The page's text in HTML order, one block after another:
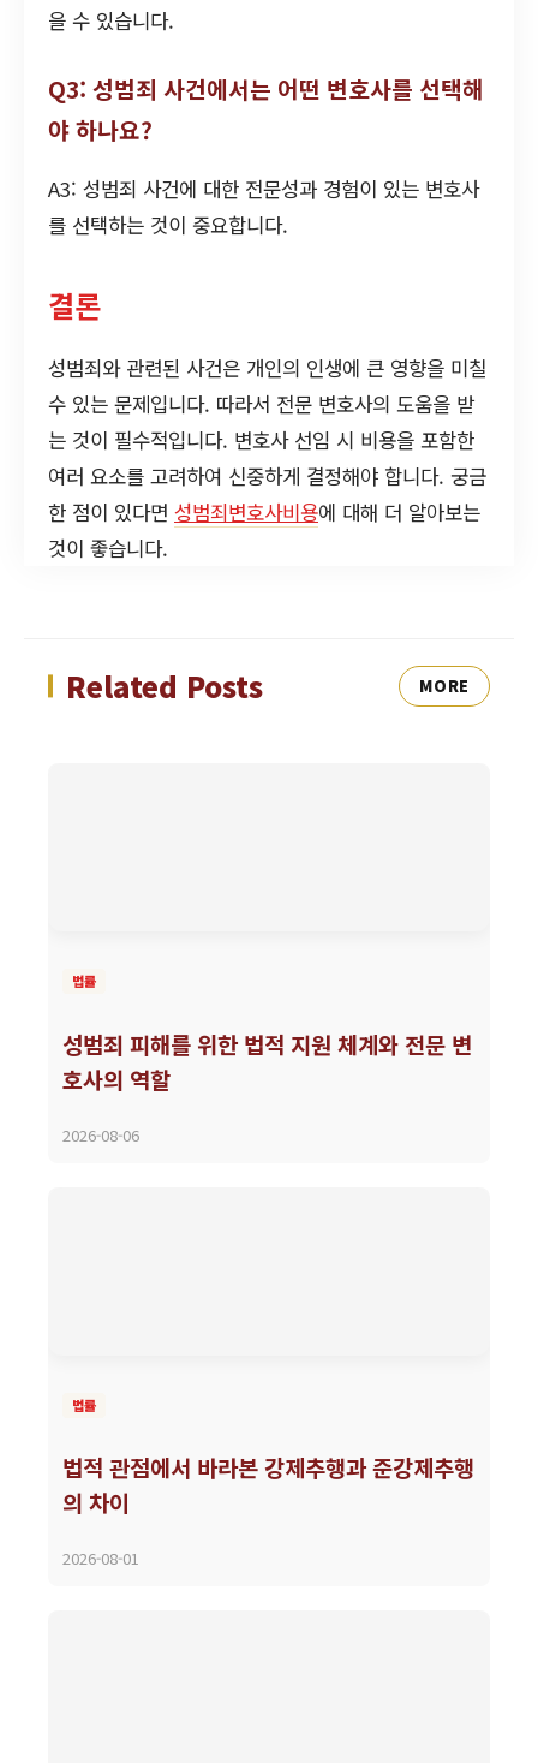
을 수 있습니다.
Q3: 성범죄 사건에서는 어떤 변호사를 선택해
야 하나요?
A3: 성범죄 사건에 대한 전문성과 경험이 있는 변호사
를 선택하는 것이 중요합니다.
결론
성범죄와 관련된 사건은 개인의 인생에 큰 영향을 미칠
수 있는 문제입니다. 따라서 전문 변호사의 도움을 받
는 것이 필수적입니다. 변호사 선임 시 비용을 포함한
여러 요소를 고려하여 신중하게 결정해야 합니다. 궁금
한 점이 있다면 성범죄변호사비용에 대해 더 알아보는
것이 좋습니다.
Related Posts MORE
법률
성범죄 피해를 위한 법적 지원 체계와 전문 변
호사의 역할
2026-08-06
법률
법적 관점에서 바라본 강제추행과 준강제추행
의 차이
2026-08-01